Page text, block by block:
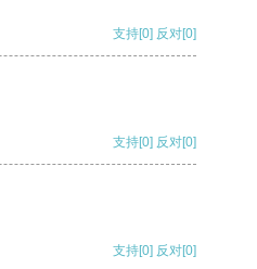
支持[0] 反对[0]
支持[0] 反对[0]
支持[0] 反对[0]